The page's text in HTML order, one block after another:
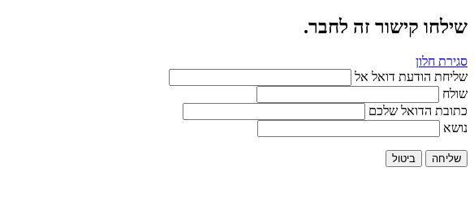
שילחו קישור זה לחבר.
סגירת חלון
שליחת הודעת דואל אל
שולח
כתובת הדואל שלכם
נושא
שליחה ביטול